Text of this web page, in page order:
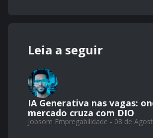
Leia a seguir
IA Generativa nas vagas:
mercado cruza com DIO
Jobsom Empregabilidade - 08 de